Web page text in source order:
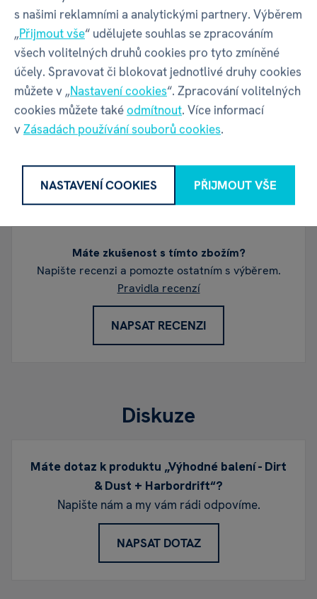
Adresa
Thámova 289/13, Karlín | Praha |
186 00 | Česko
Kontakt info@albi.cz|+420 730 800 720
Recenze
Máte zkušenost s tímto zbožím?
Napište recenzi a pomozte ostatním s výběrem.
Pravidla recenzí
NAPSAT RECENZI
Diskuze
Máte dotaz k produktu „Výhodné balení - Dirt
& Dust + Harbordrift“?
Napište nám a my vám rádi odpovíme.
NAPSAT DOTAZ
s našimi reklamními a analytickými partnery. Výběrem
„Přijmout vše“ udělujete souhlas se zpracováním
všech volitelných druhů cookies pro tyto zmíněné
účely. Spravovat či blokovat jednotlivé druhy cookies
můžete v „Nastavení cookies“. Zpracování volitelných
cookies můžete takéodmítnout. Více informací
vZásadách používání souborů cookies.
NASTAVENÍ COOKIES PŘIJMOUT VŠE